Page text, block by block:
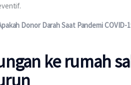
Donor Darah Saat Pandemi COVID-
ke rumah